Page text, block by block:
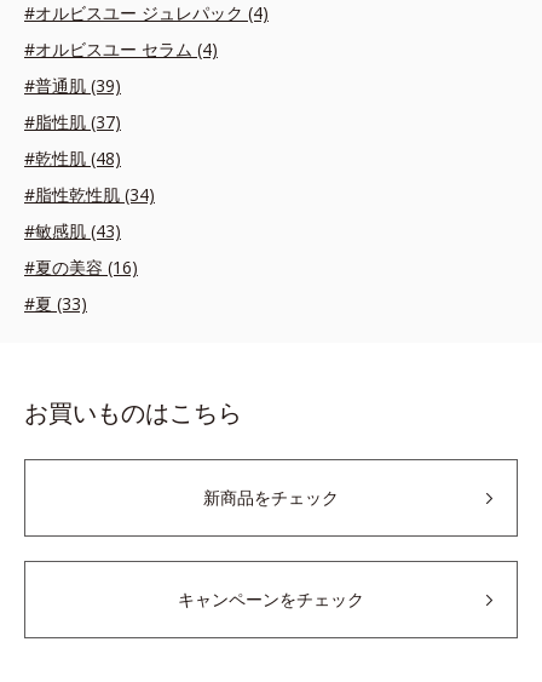
#オルビスユー ジュレパック (4)
#オルビスユー セラム (4)
#普通肌 (39)
#脂性肌 (37)
#乾性肌 (48)
#脂性乾性肌 (34)
#敏感肌 (43)
#夏の美容 (16)
#夏 (33)
お買いものはこちら
新商品をチェック
キャンペーンをチェック